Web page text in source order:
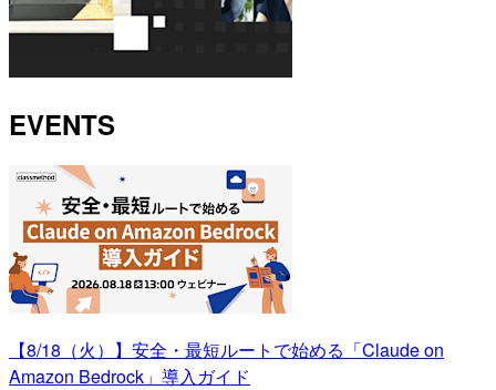
EVENTS
【8/18（火）】安全・最短ルートで始める「Claude on
Amazon Bedrock」導入ガイド